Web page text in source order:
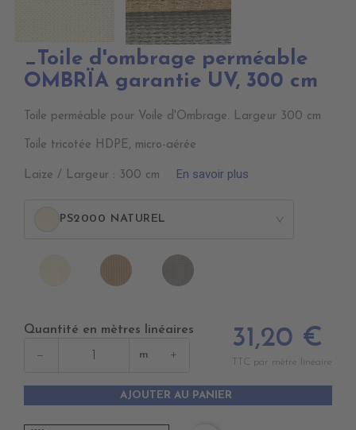
_Toile d'ombrage perméable
OMBRÏA garantie UV, 300 cm
Toile perméable pour Voile d'Ombrage. Largeur 300 cm
Toile tricotée HDPE, micro-aérée
Laize / Largeur : 300 cm En savoir plus
PS2000 NATUREL >
PS2000
NATUREL
PS2010
DESERT
GRIS
Quantité en mètres linéaires
− m +
31,20 €
TTC par mètre linéaire
AJOUTER AU PANIER